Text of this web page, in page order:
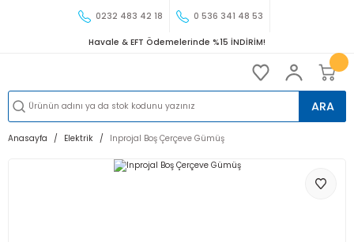
0232 483 42 18 0 536 341 48 53
Havale & EFT Ödemelerinde %15 İNDİRİM!
ARA
Anasayfa Elektrik Inprojal Boş Çerçeve Gümüş